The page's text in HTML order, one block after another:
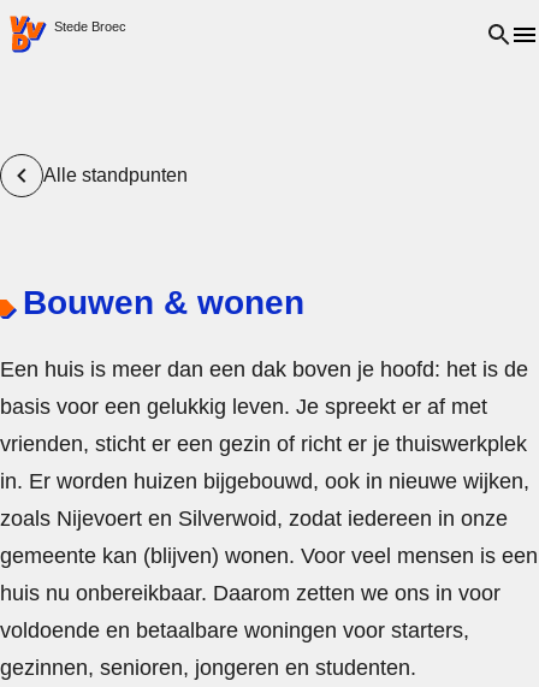
VVD.nl - Ga naar de homepage
Stede Broec Open
Alle standpunten
Bouwen & wonen
Een huis is meer dan een dak boven je hoofd: het is de
basis voor een gelukkig leven. Je spreekt er af met
vrienden, sticht er een gezin of richt er je thuiswerkplek
in. Er worden huizen bijgebouwd, ook in nieuwe wijken,
zoals Nijevoert en Silverwoid, zodat iedereen in onze
gemeente kan (blijven) wonen. Voor veel mensen is een
huis nu onbereikbaar. Daarom zetten we ons in voor
voldoende en betaalbare woningen voor starters,
gezinnen, senioren, jongeren en studenten.